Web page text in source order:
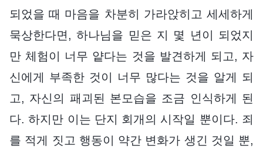
되었을 때 마음을 차분히 가라앉히고 세세하게
묵상한다면, 하나님을 믿은 지 몇 년이 되었지
만 체험이 너무 얕다는 것을 발견하게 되고, 자
신에게 부족한 것이 너무 많다는 것을 알게 되
고, 자신의 패괴된 본모습을 조금 인식하게 된
다. 하지만 이는 단지 회개의 시작일 뿐이다. 죄
를 적게 짓고 행동이 약간 변화가 생긴 것일 뿐,